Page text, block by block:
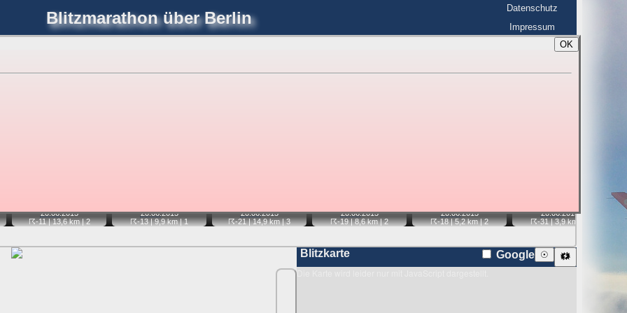
OK
Blitzmarathonüber Berlin
joerglorenz.de
Datenschutz
Impressum
Blitzmarathon Am Himmel Luftfahrt Blitzmarathon ☰
20.06.2013
☈-11| 13,6 km |2
20.06.2013
☈-13| 9,9 km |1
20.06.2013
☈-21| 14,9 km |3
20.06.2013
☈-19| 8,6 km |2
20.06.2013
☈-18| 5,2 km |2
20.06.2013
☈-31| 3,9 km |
Blitzkarte 🗱
☉
Google